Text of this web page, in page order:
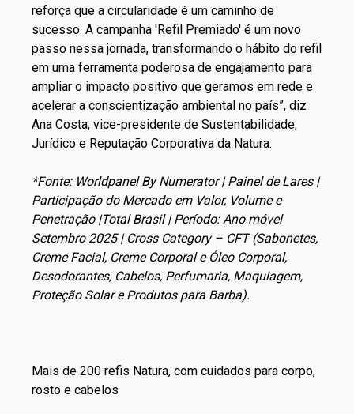
reforça que a circularidade é um caminho de
sucesso. A campanha 'Refil Premiado' é um novo
passo nessa jornada, transformando o hábito do refil
em uma ferramenta poderosa de engajamento para
ampliar o impacto positivo que geramos em rede e
acelerar a conscientização ambiental no país”, diz
Ana Costa, vice-presidente de Sustentabilidade,
Jurídico e Reputação Corporativa da Natura.
*Fonte: Worldpanel By Numerator | Painel de Lares |
Participação do Mercado em Valor, Volume e
Penetração |Total Brasil | Período: Ano móvel
Setembro 2025 | Cross Category – CFT (Sabonetes,
Creme Facial, Creme Corporal e Óleo Corporal,
Desodorantes, Cabelos, Perfumaria, Maquiagem,
Proteção Solar e Produtos para Barba).
Mais de 200 refis Natura, com cuidados para corpo,
rosto e cabelos